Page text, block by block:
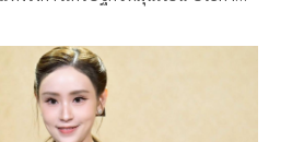
วามสะอาดพื้นสุดล้ำภายใต้ชื่อ "แคร์
งเป็นผลผลิตระดับมาสเตอร์พีซจาก
รรมนี้ได้สร้างความ
ารนำสารเคมีบางชนิดที่เป็นของเสีย